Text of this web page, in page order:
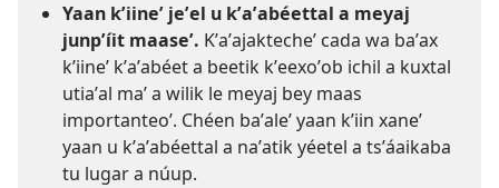
Yaan kʼiineʼ jeʼel u kʼaʼabéettal a meyaj
junpʼíit maaseʼ. Kʼaʼajaktecheʼ cada wa baʼax
kʼiineʼ kʼaʼabéet a beetik kʼeexoʼob ichil a kuxtal
utiaʼal maʼ a wilik le meyaj bey maas
importanteoʼ. Chéen baʼaleʼ yaan kʼiin xaneʼ
yaan u kʼaʼabéettal a naʼatik yéetel a tsʼáaikaba
tu lugar a núup.